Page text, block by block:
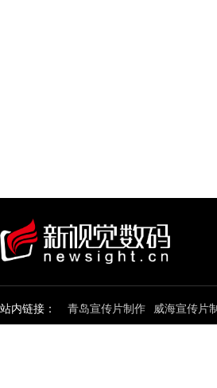
站内链接： 青岛宣传片制作 威海宣传片